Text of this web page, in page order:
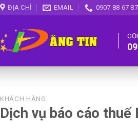
ĐỊA CHỈ EMAIL 0907 88 67 87
KHÁCH HÀNG
Dịch vụ báo cáo thuế